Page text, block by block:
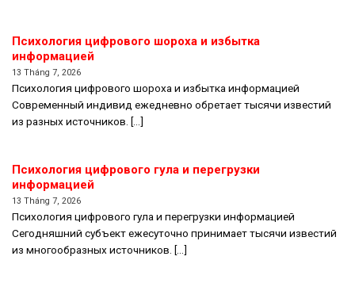
Психология цифрового шороха и избытка
информацией
13 Tháng 7, 2026
Психология цифрового шороха и избытка информацией
Современный индивид ежедневно обретает тысячи известий
из разных источников. [...]
Психология цифрового гула и перегрузки
информацией
13 Tháng 7, 2026
Психология цифрового гула и перегрузки информацией
Сегодняшний субъект ежесуточно принимает тысячи известий
из многообразных источников. [...]